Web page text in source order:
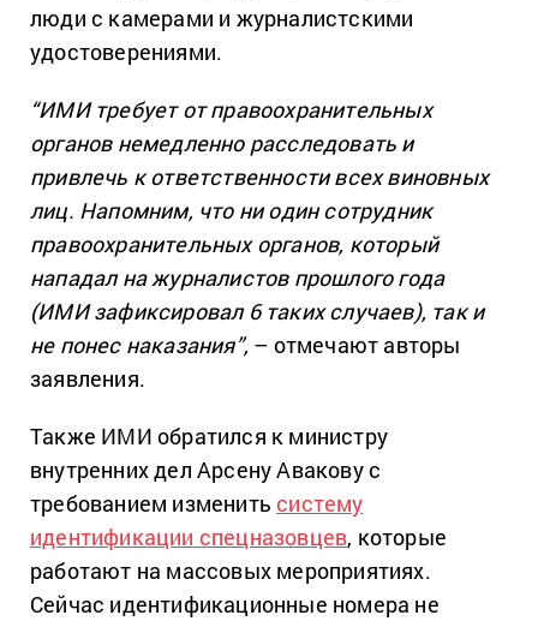
люди с камерами и журналистскими
удостоверениями.
“ИМИ требует от правоохранительных
органов немедленно расследовать и
привлечь к ответственности всех виновных
лиц. Напомним, что ни один сотрудник
правоохранительных органов, который
нападал на журналистов прошлого года
(ИМИ зафиксировал 6 таких случаев), так и
не понес наказания”, – отмечают авторы
заявления.
Также ИМИ обратился к министру
внутренних дел Арсену Авакову с
требованием изменить систему
идентификации спецназовцев, которые
работают на массовых мероприятиях.
Сейчас идентификационные номера не